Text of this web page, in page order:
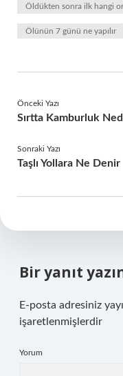
Öldükten sonra ilk hangi
Ölünün 7 günü ne yapılır
Önceki Yazı
Sırtta Kamburluk
Sonraki Yazı
Taşlı Yollara Ne Denir
Bir yanıt
E-posta adresiniz
işaretlenmişlerdir
Yorum